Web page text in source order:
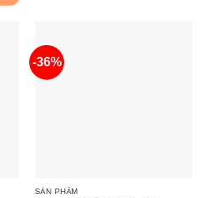
-36%
SẢN PHẨM